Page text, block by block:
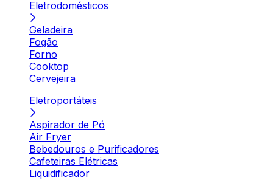
Eletrodomésticos
Geladeira
Fogão
Forno
Cooktop
Cervejeira
Eletroportáteis
Aspirador de Pó
Air Fryer
Bebedouros e Purificadores
Cafeteiras Elétricas
Liquidificador